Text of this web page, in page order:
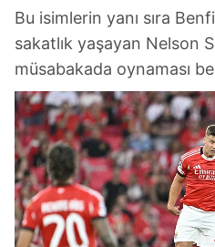
Bu isimlerin yanı sıra
sakatlık yaşayan Nelson
müsabakada oynaması